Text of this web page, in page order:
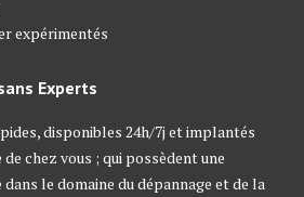
expérimentés
Experts
disponibles 24h/7j et implantés
chez vous ; qui possèdent une
le domaine du dépannage et de la